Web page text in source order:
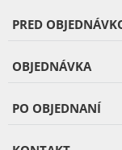
PRED
OBJEDNÁVKA
PO OBJEDNANÍ